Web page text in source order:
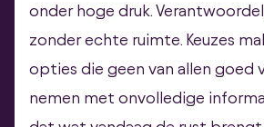
onder hoge druk.
zonder echte ruimte. Keuzes
opties die geen van allen goed
nemen met onvolledige